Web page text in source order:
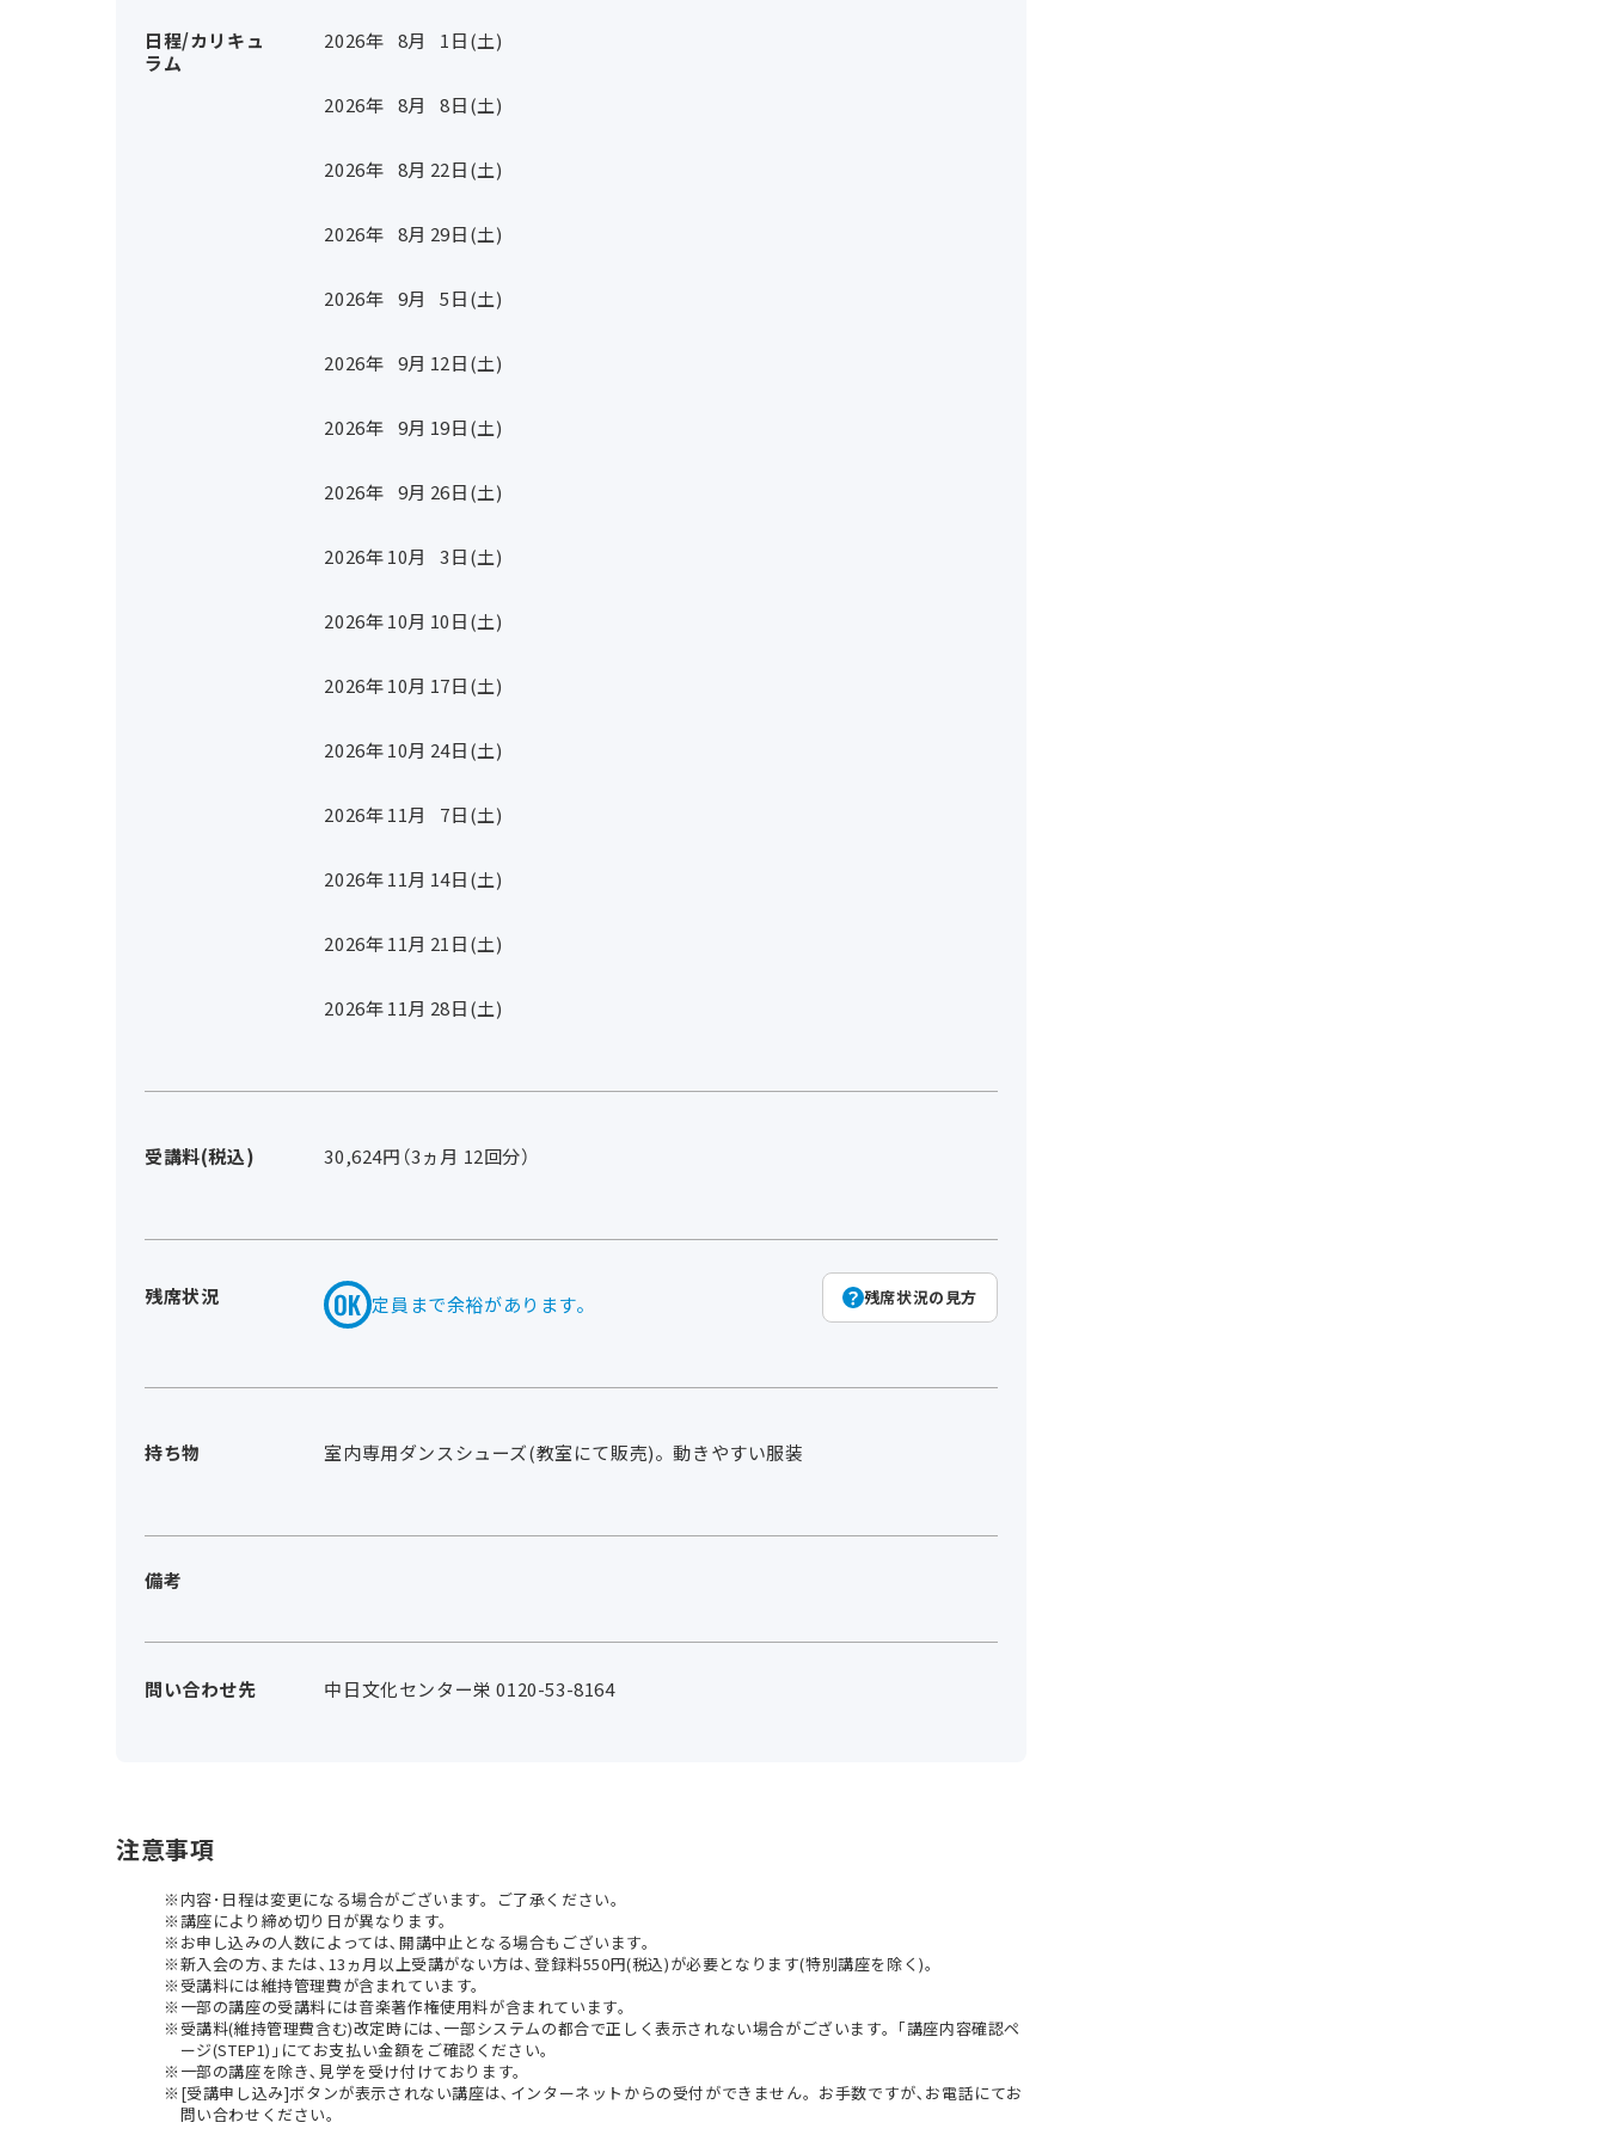
日程/カリキュ
ラム
2026年 8月 1 日(土)
2026年 8月 8日(土)
2026年 8月 22日(土)
2026年 8月 29日(土)
2026年 9月 5日(土)
2026年 9月 12日(土)
2026年 9月 19日(土)
2026年 9月 26日(土)
2026年10月 3日(土)
2026年10月 10日(土)
2026年10月 17日(土)
2026年10月 24日(土)
2026年11月 7日(土)
2026年11月 14日(土)
2026年11月 21 日(土)
2026年11月 28日(土)
受講料(税込) 30,624円（3ヵ月 12回分）
残席状況 定員まで余裕があります。 残席状況の見方
持ち物 室内専用ダンスシューズ(教室にて販売)。動きやすい服装
備考
問い合わせ先 中日文化センター栄 0120-53-8164
注意事項
内容･日程は変更になる場合がございます。ご了承ください。
講座により締め切り日が異なります。
お申し込みの人数によっては､開講中止となる場合もございます。
新入会の方､または､13ヵ月以上受講がない方は､登録料550円(税込)が必要となります(特別講座を除く)。
受講料には維持管理費が含まれています。
一部の講座の受講料には音楽著作権使用料が含まれています。
受講料(維持管理費含む)改定時には､一部システムの都合で正しく表示されない場合がございます。｢講座内容確認ペ
ージ(STEP1)｣にてお支払い金額をご確認ください。
一部の講座を除き､見学を受け付けております。
[受講申し込み]ボタンが表示されない講座は､インターネットからの受付ができません。お手数ですが､お電話にてお
問い合わせください。